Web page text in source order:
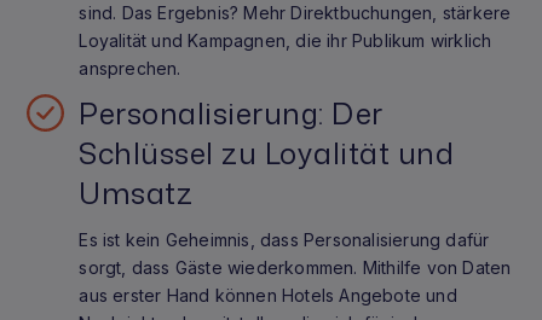
sind. Das Ergebnis? Mehr Direktbuchungen, stärkere
Loyalität und Kampagnen, die ihr Publikum wirklich
ansprechen.
Personalisierung: Der
Schlüssel zu Loyalität und
Umsatz
Es ist kein Geheimnis, dass Personalisierung dafür
sorgt, dass Gäste wiederkommen. Mithilfe von Daten
aus erster Hand können Hotels Angebote und